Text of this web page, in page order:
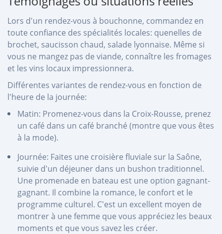
Lors d'un rendez-vous à bouchonne, commandez en
toute confiance des spécialités locales: quenelles de
brochet, saucisson chaud, salade lyonnaise. Même si
vous ne mangez pas de viande, connaître les fromages
et les vins locaux impressionnera.
Différentes variantes de rendez-vous en fonction de
l'heure de la journée:
Matin: Promenez-vous dans la Croix-Rousse, prenez
un café dans un café branché (montre que vous êtes
à la mode).
Journée: Faites une croisière fluviale sur la Saône,
suivie d'un déjeuner dans un bushon traditionnel.
Une promenade en bateau est une option gagnant-
gagnant. Il combine la romance, le confort et le
programme culturel. C'est un excellent moyen de
montrer à une femme que vous appréciez les beaux
moments et que vous savez les créer.